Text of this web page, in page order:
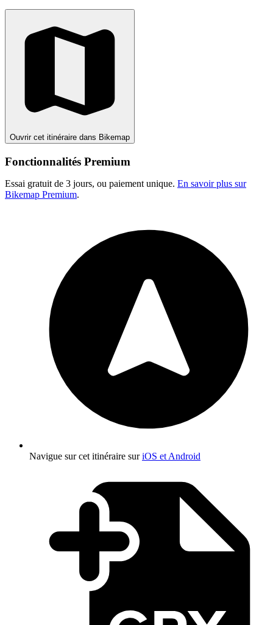
Ouvrir cet itinéraire dans Bikemap
Fonctionnalités Premium
Essai gratuit de 3 jours, ou paiement unique. En savoir plus sur
Bikemap Premium.
Navigue sur cet itinéraire suriOS et Android